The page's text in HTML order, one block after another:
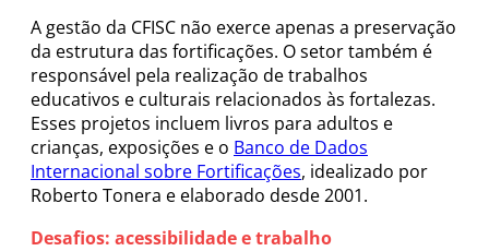
A gestão da CFISC não exerce apenas a preservação
da estrutura das fortificações. O setor também é
responsável pela realização de trabalhos
educativos e culturais relacionados às fortalezas.
Esses projetos incluem livros para adultos e
crianças, exposições e o Banco de Dados
Internacional sobre Fortificações, idealizado por
Roberto Tonera e elaborado desde 2001.
Desafios: acessibilidade e trabalho